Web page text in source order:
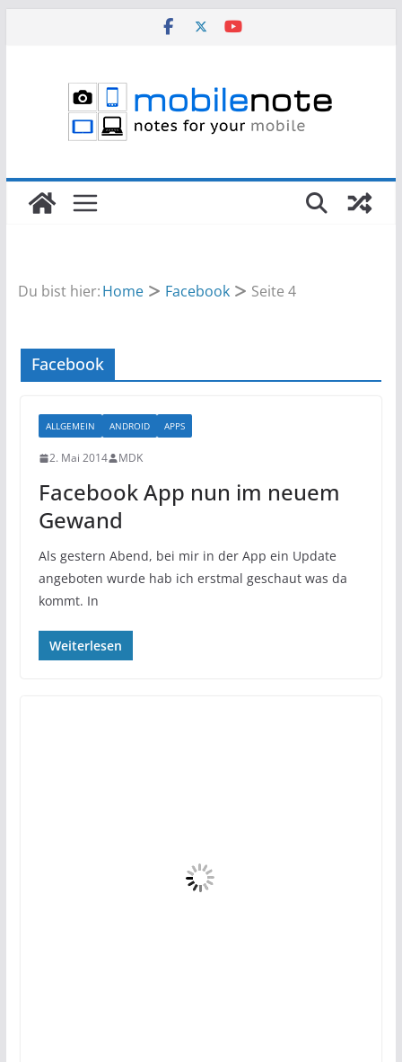
Du bist hier:Home Facebook Seite 4
Facebook
ALLGEMEIN ANDROID APPS
2. Mai 2014 MDK
Facebook App nun im neuem
Gewand
Als gestern Abend, bei mir in der App ein Update
angeboten wurde hab ich erstmal geschaut was da
kommt. In
Weiterlesen